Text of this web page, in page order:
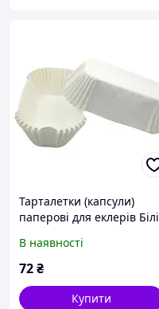
Тарталетки (капсули)
паперові для еклерів Білі
В наявності
72₴
Купити